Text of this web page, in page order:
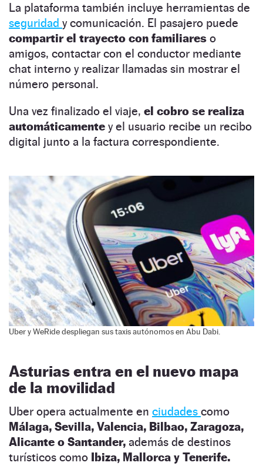
La plataforma también incluye herramientas de
seguridad y comunicación. El pasajero puede
compartir el trayecto con familiares o
amigos, contactar con el conductor mediante
chat interno y realizar llamadas sin mostrar el
número personal.
Una vez finalizado el viaje, el cobro se realiza
automáticamente y el usuario recibe un recibo
digital junto a la factura correspondiente.
Uber y WeRide despliegan sus taxis autónomos en Abu Dabi.
Asturias entra en el nuevo mapa
de la movilidad
Uber opera actualmente en ciudades como
Málaga, Sevilla, Valencia, Bilbao, Zaragoza,
Alicante o Santander, además de destinos
turísticos como Ibiza, Mallorca y Tenerife.